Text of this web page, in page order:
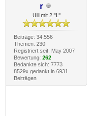
r
Ulli mit 2 "L"
Beiträge: 34.556
Themen: 230
Registriert seit: May 2007
Bewertung: 262
Bedankte sich: 7773
8529x gedankt in 6931
Beiträgen